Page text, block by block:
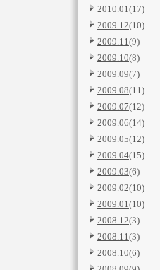
2010.01(17)
2009.12(10)
2009.11(9)
2009.10(8)
2009.09(7)
2009.08(11)
2009.07(12)
2009.06(14)
2009.05(12)
2009.04(15)
2009.03(6)
2009.02(10)
2009.01(10)
2008.12(3)
2008.11(3)
2008.10(6)